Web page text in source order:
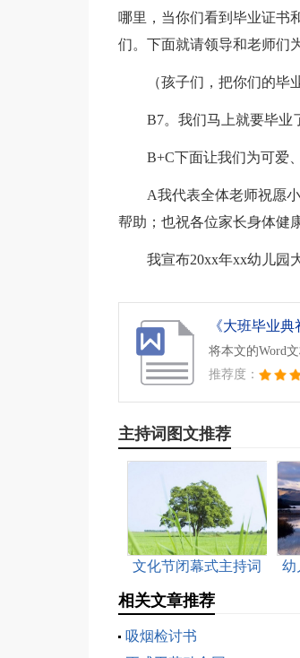
哪里，当你们看到毕业证书
们。下面就请领导和老师们
（孩子们，把你们的毕
B7。我们马上就要毕业
B+C下面让我们为可爱
A我代表全体老师祝愿
帮助；也祝各位家长身体健
我宣布20xx年xx幼儿园
《大班毕业典
将本文的Word
推荐度：
主持词图文推荐
文化节闭幕式主持词
幼
相关文章推荐
吸烟检讨书